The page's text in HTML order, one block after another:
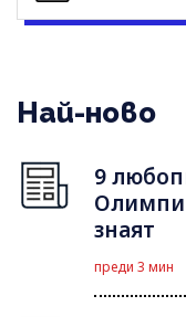
Най-ново
9
знаят
преди 3 мин